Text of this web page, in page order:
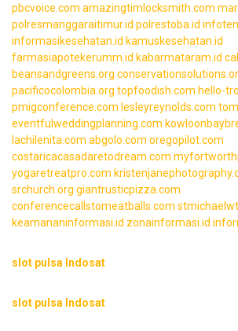
pbcvoice.com amazingtimlocksmith.com
polresmanggaraitimur.id polrestoba.id
informasikesehatan.id kamuskesehatan.id
farmasiapotekerumm.id kabarmataram.id
beansandgreens.org
pacificocolombia.org topfoodish.com hello-
pmigconference.com lesleyreynolds.com
eventfulweddingplanning.com
lachilenita.com abgolo.com oregopilot.com
costaricacasadaretodream.com
yogaretreatpro.com
srchurch.org giantrusticpizza.com
conferencecallstomeatballs.com
keamananinformasi.id zonainformasi.id
slot pulsa Indosat
slot pulsa Indosat